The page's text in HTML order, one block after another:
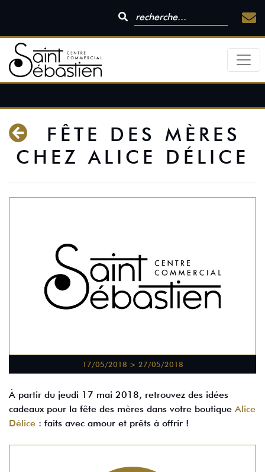
FÊTE DES MÈRES
CHEZ ALICE DÉLICE
17/05/2018 > 27/05/2018
À partir du jeudi 17 mai 2018, retrouvez des idées
cadeaux pour la fête des mères dans votre boutique Alice
Délice : faits avec amour et prêts à offrir !